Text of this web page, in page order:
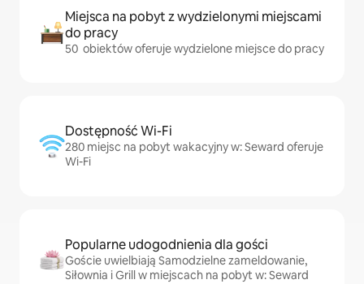
Miejsca na pobyt z wydzielonymi miejscami
do pracy
50 obiektów oferuje wydzielone miejsce do pracy
Dostępność Wi-Fi
280 miejsc na pobyt wakacyjny w: Seward oferuje
Wi-Fi
Popularne udogodnienia dla gości
Goście uwielbiają Samodzielne zameldowanie,
Siłownia i Grill w miejscach na pobyt w: Seward